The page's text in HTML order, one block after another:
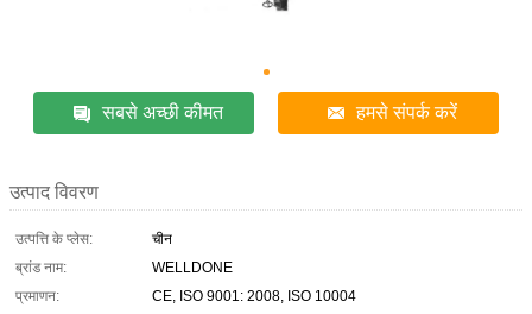
सबसे अच्छी कीमत हमसे संपर्क करें
उत्पाद विवरण
उत्पत्ति के प्लेस:
चीन
ब्रांड नाम:
WELLDONE
प्रमाणन:
CE, ISO 9001: 2008, ISO 10004